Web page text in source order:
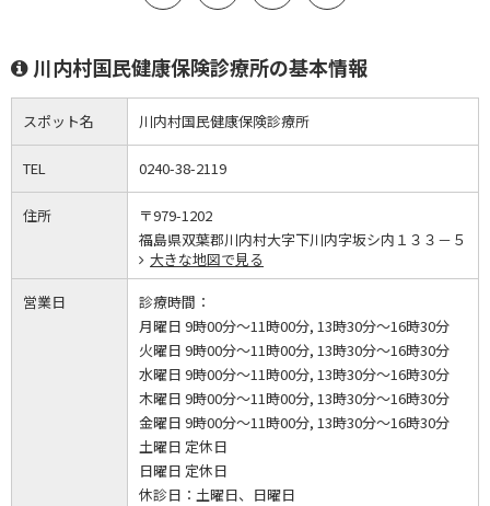
川内村国民健康保険診療所の基本情報
スポット名 川内村国民健康保険診療所
TEL 0240-38-2119
住所
〒979-1202
福島県双葉郡川内村大字下川内字坂シ内１３３－５
大きな地図で見る
営業日
診療時間：
月曜日 9時00分～11時00分, 13時30分～16時30分
火曜日 9時00分～11時00分, 13時30分～16時30分
水曜日 9時00分～11時00分, 13時30分～16時30分
木曜日 9時00分～11時00分, 13時30分～16時30分
金曜日 9時00分～11時00分, 13時30分～16時30分
土曜日 定休日
日曜日 定休日
休診日： 土曜日、日曜日